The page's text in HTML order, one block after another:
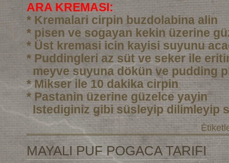
ARA KREMASI:
* Kremalari cirpin buzdolabina alin
* pisen ve sogayan kekin üzerine
* Üst kremasi icin kayisi suyunu
* Puddingleri az süt ve seker ile
meyve suyuna dökün ve pudding
* Mikser ile 10 dakika cirpin
* Pastanin üzerine güzelce yayin
Istediginiz gibi süsleyip dilimleyip
MAYALI PUF POGACA TARIFI